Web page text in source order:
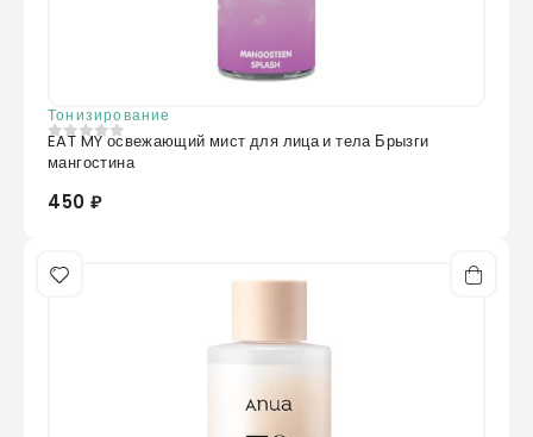
Тонизирование
0из 5
EAT MY освежающий мист для лица и тела Брызги
мангостина
450 ₽